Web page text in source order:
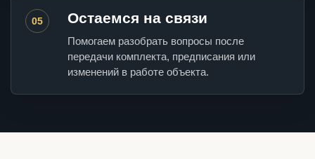
05 Остаемся на связи
Помогаем разобрать вопросы после
передачи комплекта, предписания или
изменений в работе объекта.